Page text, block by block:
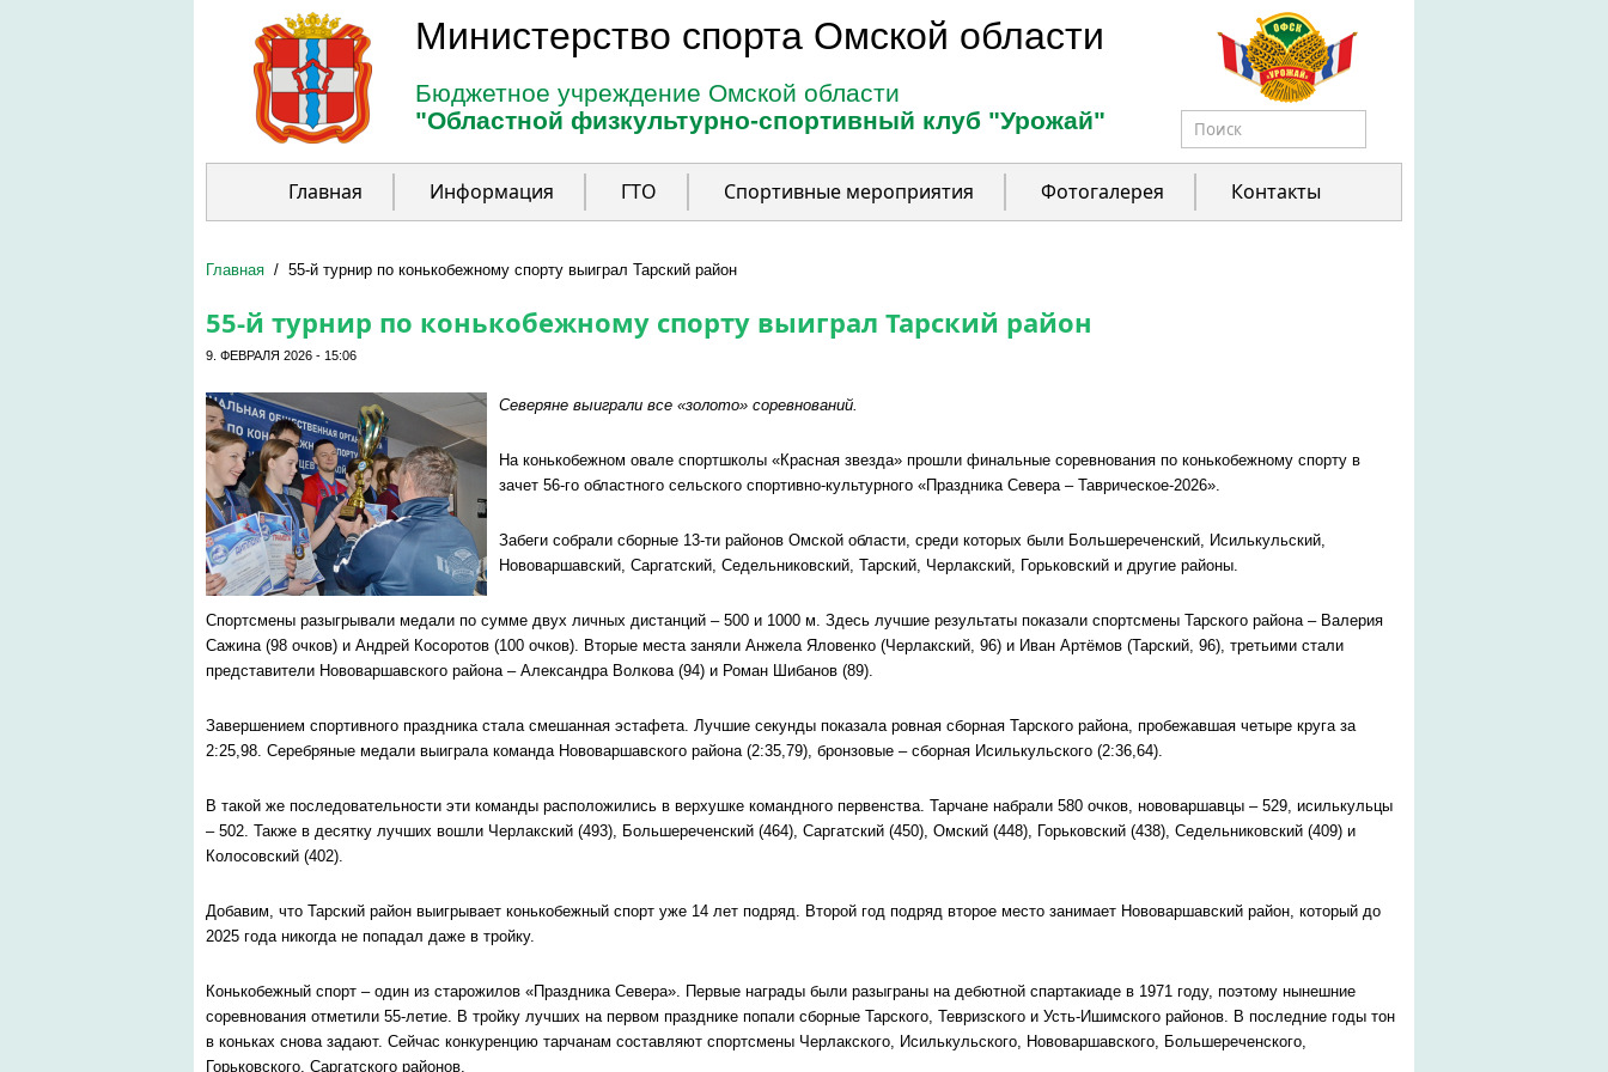
Министерство спорта Омской области
Бюджетное учреждение Омской области
"Областной физкультурно-спортивный клуб "Урожай"
Форма поиска
Главная
Информация ГТО Спортивные мероприятия Фотогалерея Контакты
Главная / 55-й турнир по конькобежному спорту выиграл Тарский район
55-й турнир по конькобежному спорту выиграл Тарский район
9. ФЕВРАЛЯ 2026 - 15:06
Северяне выиграли все «золото» соревнований.
На конькобежном овале спортшколы «Красная звезда» прошли финальные соревнования по конькобежному спорту в
зачет 56-го областного сельского спортивно-культурного «Праздника Севера – Таврическое-2026».
Забеги собрали сборные 13-ти районов Омской области, среди которых были Большереченский, Исилькульский,
Нововаршавский, Саргатский, Седельниковский, Тарский, Черлакский, Горьковский и другие районы.
Спортсмены разыгрывали медали по сумме двух личных дистанций – 500 и 1000 м. Здесь лучшие результаты показали спортсмены Тарского района – Валерия
Сажина (98 очков) и Андрей Косоротов (100 очков). Вторые места заняли Анжела Яловенко (Черлакский, 96) и Иван Артёмов (Тарский, 96), третьими стали
представители Нововаршавского района – Александра Волкова (94) и Роман Шибанов (89).
Завершением спортивного праздника стала смешанная эстафета. Лучшие секунды показала ровная сборная Тарского района, пробежавшая четыре круга за
2:25,98. Серебряные медали выиграла команда Нововаршавского района (2:35,79), бронзовые – сборная Исилькульского (2:36,64).
В такой же последовательности эти команды расположились в верхушке командного первенства. Тарчане набрали 580 очков, нововаршавцы – 529, исилькульцы
– 502. Также в десятку лучших вошли Черлакский (493), Большереченский (464), Саргатский (450), Омский (448), Горьковский (438), Седельниковский (409) и
Колосовский (402).
Добавим, что Тарский район выигрывает конькобежный спорт уже 14 лет подряд. Второй год подряд второе место занимает Нововаршавский район, который до
2025 года никогда не попадал даже в тройку.
Конькобежный спорт – один из старожилов «Праздника Севера». Первые награды были разыграны на дебютной спартакиаде в 1971 году, поэтому нынешние
соревнования отметили 55-летие. В тройку лучших на первом празднике попали сборные Тарского, Тевризского и Усть-Ишимского районов. В последние годы тон
в коньках снова задают. Сейчас конкуренцию тарчанам составляют спортсмены Черлакского, Исилькульского, Нововаршавского, Большереченского,
Горьковского, Саргатского районов.